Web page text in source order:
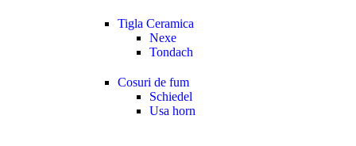
Tigla Ceramica
Nexe
Tondach
Cosuri de fum
Schiedel
Usa horn